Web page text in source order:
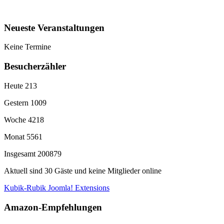
Neueste Veranstaltungen
Keine Termine
Besucherzähler
Heute 213
Gestern 1009
Woche 4218
Monat 5561
Insgesamt 200879
Aktuell sind 30 Gäste und keine Mitglieder online
Kubik-Rubik Joomla! Extensions
Amazon-Empfehlungen